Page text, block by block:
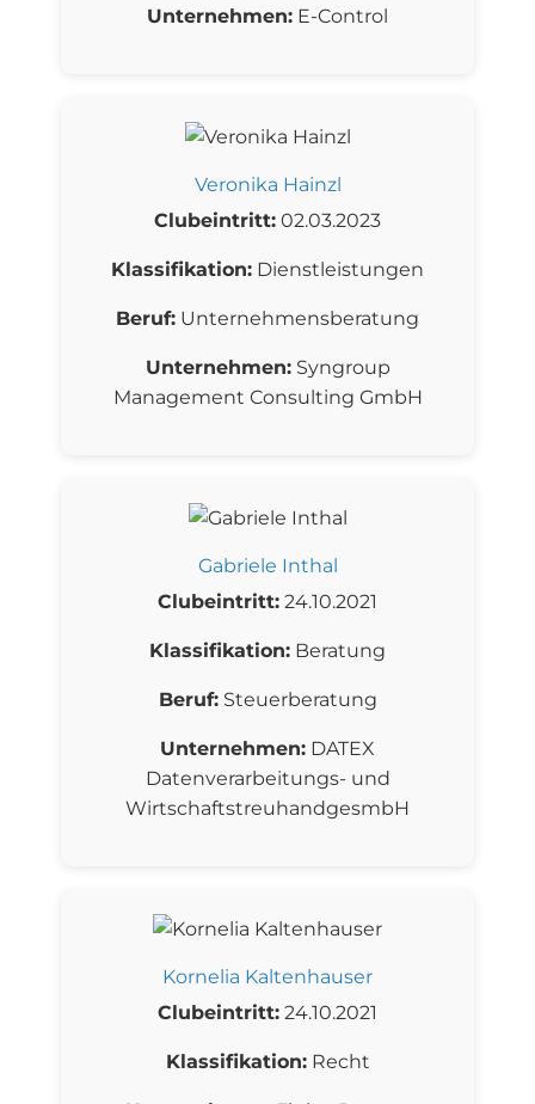
Unternehmen: E-Control
Veronika Hainzl
Clubeintritt: 02.03.2023
Klassifikation: Dienstleistungen
Beruf: Unternehmensberatung
Unternehmen:Syngroup
Management Consulting GmbH
Gabriele Inthal
Clubeintritt: 24.10.2021
Klassifikation: Beratung
Beruf:Steuerberatung
Unternehmen: DATEX
Datenverarbeitungs- und
WirtschaftstreuhandgesmbH
Kornelia Kaltenhauser
Clubeintritt: 24.10.2021
Klassifikation:Recht